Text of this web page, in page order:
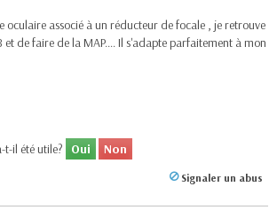
oculaire associé à un réducteur de focale , je retrouve
de faire de la MAP.... Il s'adapte parfaitement à mon
t-il été utile? Oui Non
Signaler un abus